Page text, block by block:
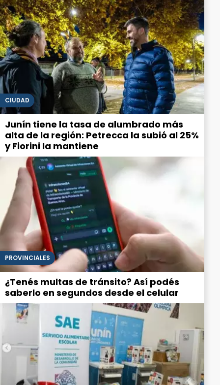
CIUDAD
Junín tiene la tasa de alumbrado más
alta de la región: Petrecca la subió al 25%
y Fiorini la mantiene
PROVINCIALES
¿Tenés multas de tránsito? Así podés
saberlo en segundos desde el celular